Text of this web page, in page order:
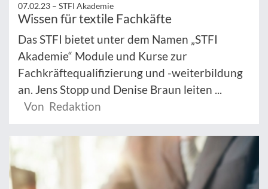
07.02.23 – STFI Akademie
Wissen für textile Fachkäfte
Das STFI bietet unter dem Namen „STFI
Akademie“ Module und Kurse zur
Fachkräftequalifizierung und -weiterbildung
an. Jens Stopp und Denise Braun leiten ...
Von Redaktion